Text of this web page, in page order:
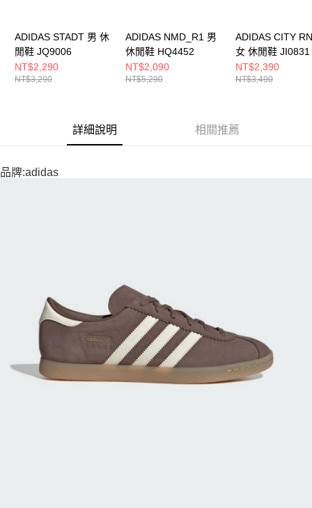
ADIDAS STADT 男 休
閒鞋 JQ9006
NT$2,290
NT$3,290
ADIDAS NMD_R1 男
休閒鞋 HQ4452
NT$2,090
NT$5,290
ADIDAS CITY
女 休閒鞋 JI0831
NT$2,390
NT$3,490
詳細說明 相關推薦
品牌:adidas